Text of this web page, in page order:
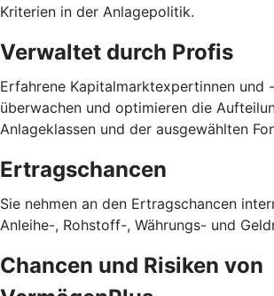
Kriterien in der Anlagepolitik.
Verwaltet durch Profis
Erfahrene Kapitalmarktexpertinnen und
überwachen und optimieren die
Anlageklassen und der ausgewählten
Ertragschancen
Sie nehmen an den Ertragschancen
Anleihe-, Rohstoff-, Währungs- und
Chancen und Risiken von